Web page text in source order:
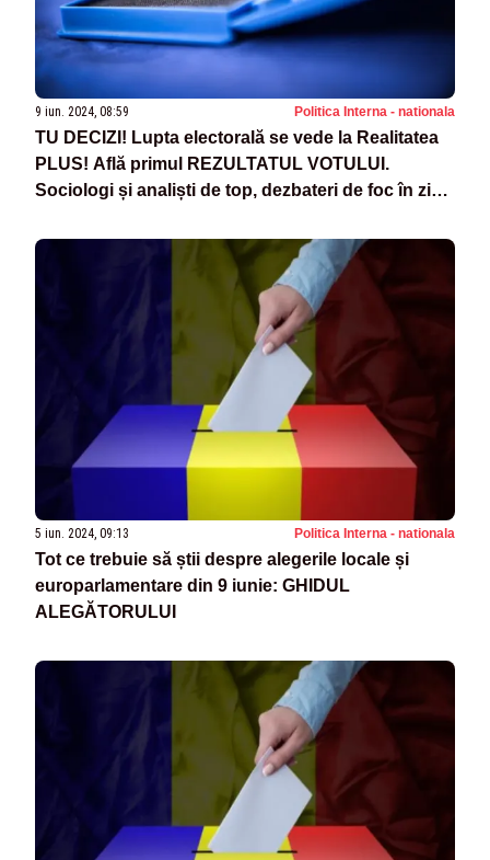
9 iun. 2024, 08:59 Politica Interna - nationala
TU DECIZI! Lupta electorală se vede la Realitatea
PLUS! Află primul REZULTATUL VOTULUI.
Sociologi și analiști de top, dezbateri de foc în ziua
5 iun. 2024, 09:13 Politica Interna - nationala
Tot ce trebuie să știi despre alegerile locale și
europarlamentare din 9 iunie: GHIDUL
ALEGĂTORULUI